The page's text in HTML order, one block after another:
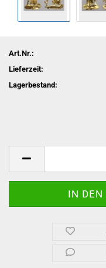
Art.Nr.:
Lieferzeit:
Lagerbestand: